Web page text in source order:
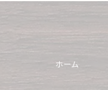
ホーム